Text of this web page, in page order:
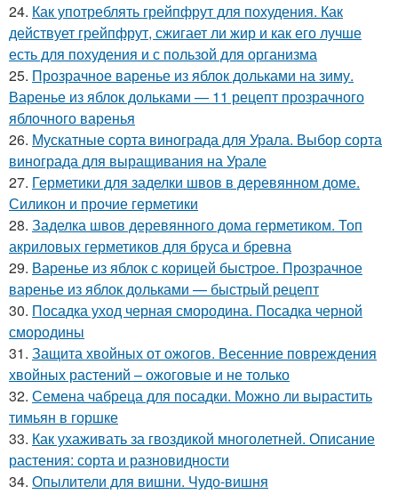
24. Как употреблять грейпфрут для похудения. Как
действует грейпфрут, сжигает ли жир и как его лучше
есть для похудения и с пользой для организма
25. Прозрачное варенье из яблок дольками на зиму.
Варенье из яблок дольками — 11 рецепт прозрачного
яблочного варенья
26. Мускатные сорта винограда для Урала. Выбор сорта
винограда для выращивания на Урале
27. Герметики для заделки швов в деревянном доме.
Силикон и прочие герметики
28. Заделка швов деревянного дома герметиком. Топ
акриловых герметиков для бруса и бревна
29. Варенье из яблок с корицей быстрое. Прозрачное
варенье из яблок дольками — быстрый рецепт
30. Посадка уход черная смородина. Посадка черной
смородины
31. Защита хвойных от ожогов. Весенние повреждения
хвойных растений – ожоговые и не только
32. Семена чабреца для посадки. Можно ли вырастить
тимьян в горшке
33. Как ухаживать за гвоздикой многолетней. Описание
растения: сорта и разновидности
34. Опылители для вишни. Чудо-вишня